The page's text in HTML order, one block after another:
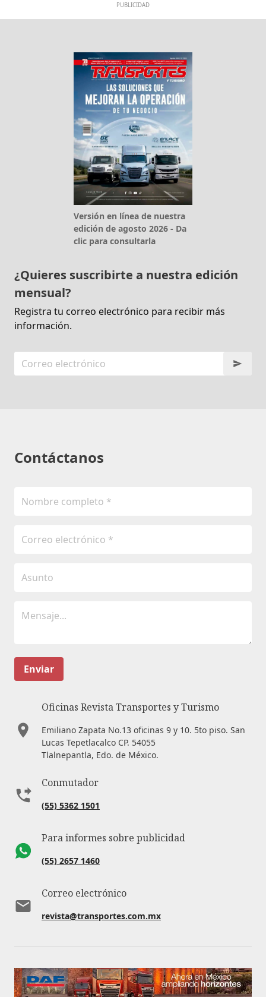
PUBLICIDAD
Versión en línea de nuestra
edición de agosto 2026 - Da
clic para consultarla
¿Quieres suscribirte a nuestra edición
mensual?
Registra tu correo electrónico para recibir más
información.
Contáctanos
Enviar
Oficinas Revista Transportes y Turismo
Emiliano Zapata No.13 oficinas 9 y 10. 5to piso. San
Lucas Tepetlacalco CP. 54055
Tlalnepantla, Edo. de México.
Conmutador
(55) 5362 1501
Para informes sobre publicidad
(55) 2657 1460
Correo electrónico
revista@transportes.com.mx
Ligas de interés: